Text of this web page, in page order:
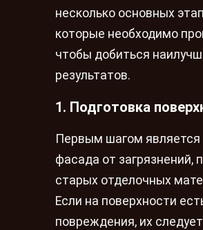
несколько основных
которые необходимо
чтобы добиться
результатов.
1. Подготовка
Первым шагом является
фасада от загрязнений,
старых отделочных
Если на поверхности
повреждения, их следует